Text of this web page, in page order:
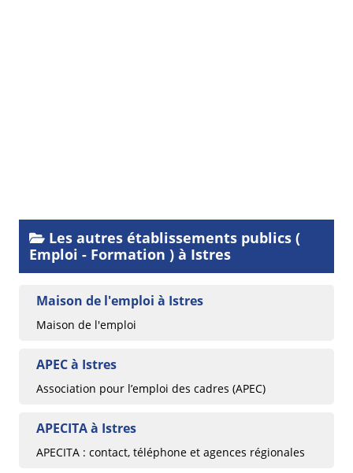
Les autres établissements publics (
Emploi - Formation ) à Istres
Maison de l'emploi à Istres
Maison de l'emploi
APEC à Istres
Association pour l’emploi des cadres (APEC)
APECITA à Istres
APECITA : contact, téléphone et agences régionales